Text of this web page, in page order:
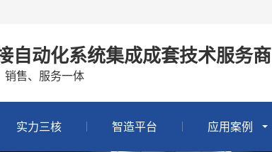
自动化系统集成成套技术服务商
销售、服务一体
实力三核 智造平台 应用案例